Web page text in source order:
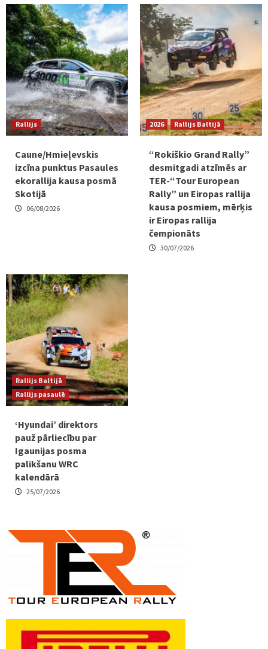
Rallijs
Caune/Hmieļevskis
izcīna punktus Pasaules
ekorallija kausa posmā
Skotijā
06/08/2026
2026 Rallijs Baltijā
“Rokiškio Grand Rally”
desmitgadi atzīmēs ar
TER-“Tour European
Rally” un Eiropas rallija
kausa posmiem, mērķis
ir Eiropas rallija
čempionāts
30/07/2026
Rallijs Baltijā
Rallijs pasaulē
‘Hyundai’ direktors
pauž pārliecību par
Igaunijas posma
palikšanu WRC
kalendārā
25/07/2026